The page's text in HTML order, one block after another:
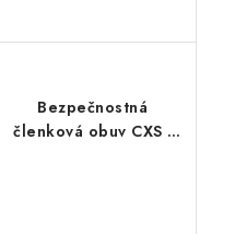
Bezpečnostná
členková obuv CXS -